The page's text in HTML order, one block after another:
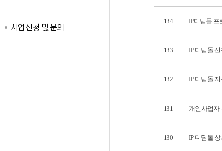
사업신청 및 문의
134 IP디딤돌 프
133 IP 디딤돌 신
132 IP 디딤돌
131 개인사업자
130 IP 디딤돌